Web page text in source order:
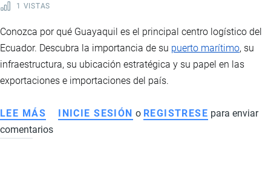
CONSERVACIÓN
AMAZONÍA
1 VISTAS
Conozca por qué Guayaquil es el principal centro logístico del
Ecuador. Descubra la importancia de su puerto marítimo, su
infraestructura, su ubicación estratégica y su papel en las
exportaciones e importaciones del país.
LEE MÁS SOBRE
GUAYAQUIL,
INICIE SESIÓN o REGISTRESE para enviar
comentarios